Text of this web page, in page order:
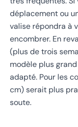
déplacement ou
valise répondra à
encombrer. En
(plus de trois
modèle plus
adapté. Pour les
cm) serait plus
soute.